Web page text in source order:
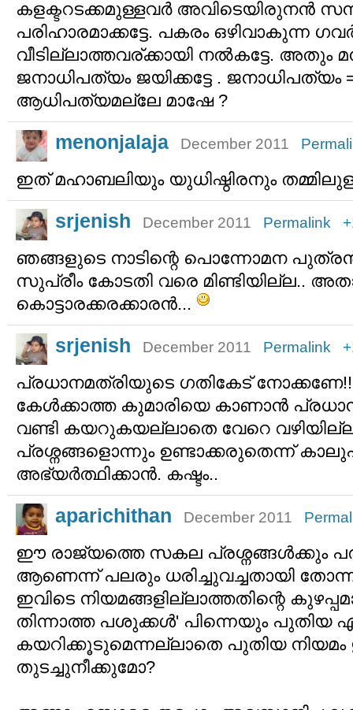
കളക്ടറടക്കമുള്ളവര്‍ അവിടെയിരുനന്‍
പരിഹാരമാക്കട്ടേ. പകരം ഒഴിവാകുന്ന
വീടില്ലാത്തവര്ക്കായി നല്‍കട്ടേ. അതും
ജനാധിപത്യം ജയിക്കട്ടേ .
ആധിപത്യമല്ലേ മാഷേ ?
menonjalaja December 2011
ഇത് മഹാബലിയും യുധിഷ്ഠിരനും
srjenish December 2011 Permalink
ഞങ്ങളുടെ നാടിന്റെ പൊന്നോമന
സുപ്രീം കോടതി വരെ മിണ്ടിയില്ല..
കൊട്ടാരക്കരക്കാരന്‍...
srjenish December 2011 Permalink
പ്രധാനമത്രിയുടെ ഗതികേട്
കേള്‍ക്കാത്ത കുമാരിയെ കാണാന്‍
വണ്ടി കയറുകയല്ലാതെ വേറെ
പ്രശ്നങ്ങളൊന്നും ഉണ്ടാക്കരുതെന്ന്
അഭ്യര്‍ത്ഥിക്കാന്‍. കഷ്ടം..
aparichithan December 2011
ഈ രാജ്യത്തെ സകല പ്രശ്നങ്ങള്‍ക്കും
ആണെന്ന് പലരും ധരിച്ചുവച്ചതായി
ഇവിടെ നിയമങ്ങളില്ലാത്തതിന്റെ
തിന്നാത്ത പശുക്കള്‍' പിന്നെയും പുതിയ
കയറിക്കൂടുമെന്നല്ലാതെ പുതിയ നിയമം
തുടച്ചുനീക്കുമോ?